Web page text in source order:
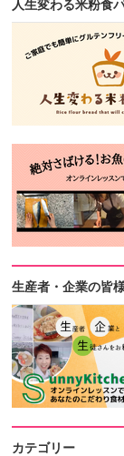
人生変わる米粉食
生産者・企業の皆
カテゴリー